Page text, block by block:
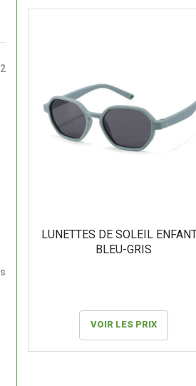
LUNETTES DE SOLEIL
BLEU-GRIS
VOIR LES PRIX